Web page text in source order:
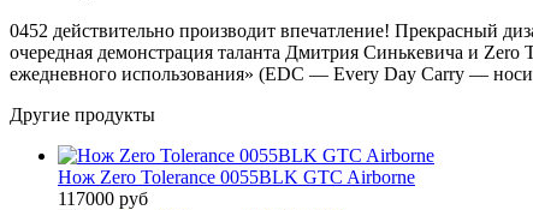
0452 действительно производит впечатление! Прекрасный
очередная демонстрация таланта Дмитрия Синькевича и
ежедневного использования» (EDC — Every Day Carry —
Другие продукты
Нож Zero Tolerance 0055BLK GTC Airborne
117000 руб